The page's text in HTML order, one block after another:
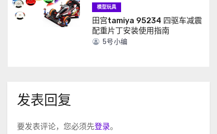
模型玩具
田宫tamiya 95234 四驱车减震
配重片丁安装使用指南
5号小编
发表回复
要发表评论，您必须先登录。